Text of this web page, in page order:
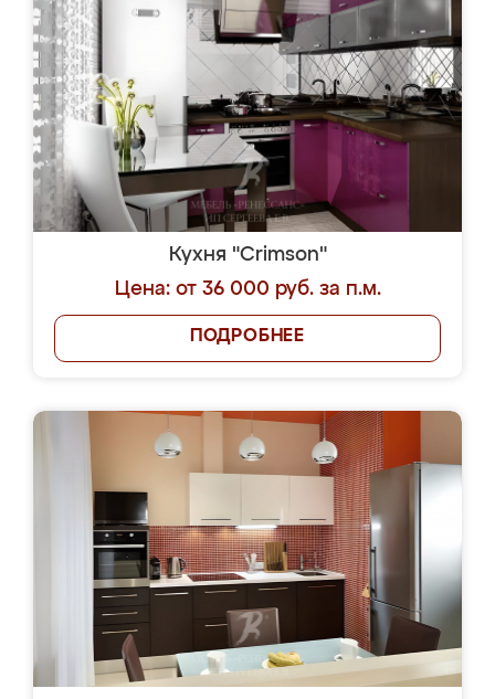
Кухня "Crimson"
Цена: от 36 000 руб. за п.м.
ПОДРОБНЕЕ